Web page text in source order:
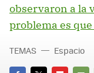
observaron a la
problema es
TEMAS Espacio